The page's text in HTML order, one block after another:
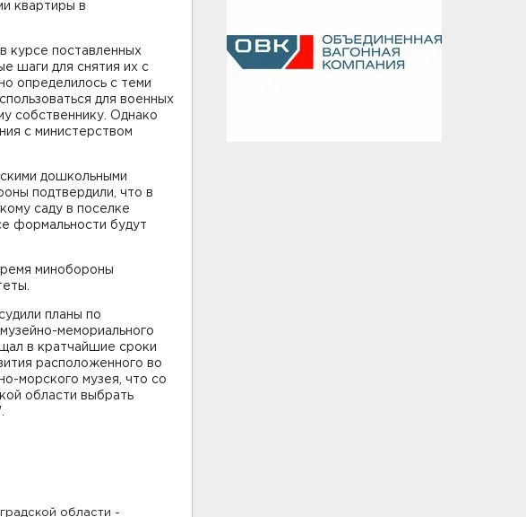
квартиры в
курсе поставленных
шаги для снятия их с
определилось с теми
для военных
собственнику. Однако
с министерством
дошкольными
подтвердили, что в
саду в поселке
формальности будут
минобороны
планы по
мемориального
в кратчайшие сроки
расположенного во
морского музея, что со
области выбрать
области -